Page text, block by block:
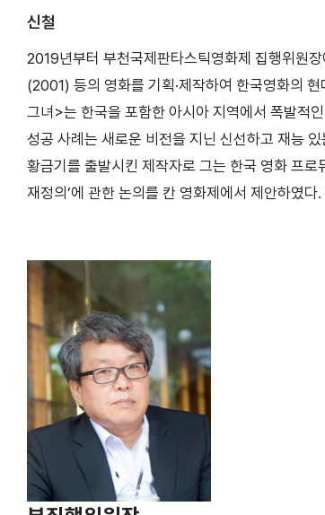
신철
2019년부터 부천국제판타스틱영화제 집행위원
(2001) 등의 영화를 기획·제작하여 한국영화의
그녀>는 한국을 포함한 아시아 지역에서 폭발적
성공 사례는 새로운 비전을 지닌 신선하고 재능
황금기를 출발시킨 제작자로 그는 한국 영화 프
재정의’에 관한 논의를 칸 영화제에서 제안하였